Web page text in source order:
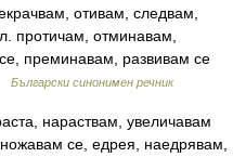
отивам, следвам,
протичам, отминавам,
преминавам, развивам се
Български синонимен речник
нараствам, увеличавам
се, едрея, наедрявам,